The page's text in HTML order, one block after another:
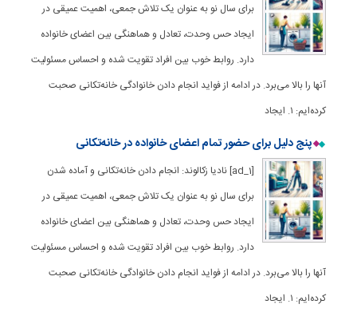
برای سال نو به عنوان یک تلاش جمعی، اهمیت عمیقی در
ایجاد حس وحدت، تعادل و هماهنگی بین اعضای خانواده
دارد. روابط خوب بین افراد تقویت شده و احساس مسئولیت
آنها را بالا می‌برد. در ادامه از فواید انجام دادن خانوادگی خانه‌تکانی صحبت
کرده‌ایم: ۱. ایجاد
پنج دلیل برای حضور تمام اعضای خانواده در خانه‌تکانی
[ad_1] نادیا زکالوند: انجام دادن خانه‌تکانی و آماده شدن
برای سال نو به عنوان یک تلاش جمعی، اهمیت عمیقی در
ایجاد حس وحدت، تعادل و هماهنگی بین اعضای خانواده
دارد. روابط خوب بین افراد تقویت شده و احساس مسئولیت
آنها را بالا می‌برد. در ادامه از فواید انجام دادن خانوادگی خانه‌تکانی صحبت
کرده‌ایم: ۱. ایجاد